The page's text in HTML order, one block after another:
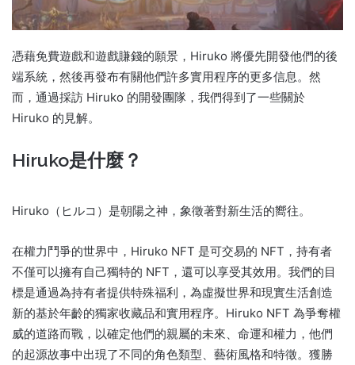
憑藉免費遊戲和遊戲賺錢的願景，Hiruko 將優先開發他們的後
端系統，然後再發布有關他們許多實用程序的更多信息。 然
而，通過採訪 Hiruko 的開發團隊，我們得到了一些關於
Hiruko 的見解。
Hiruko是什麼？
Hiruko（ヒルコ）是朝陽之神，象徵著對新生活的嚮往。
在權力鬥爭的世界中，Hiruko NFT 是可交易的 NFT，持有者
不僅可以擁有自己獨特的 NFT，還可以享受其效用。 我們的目
標是通過為持有者提供特殊福利，為虛擬世界和現實生活創造
新的基於年齡的獨家收藏品和實用程序。 Hiruko NFT 為爭奪權
威的道路而戰，以確定他們的親屬的未來、命運和權力，他們
的起源故事中出現了不同的角色類型、藝術風格和特徵。 獲勝